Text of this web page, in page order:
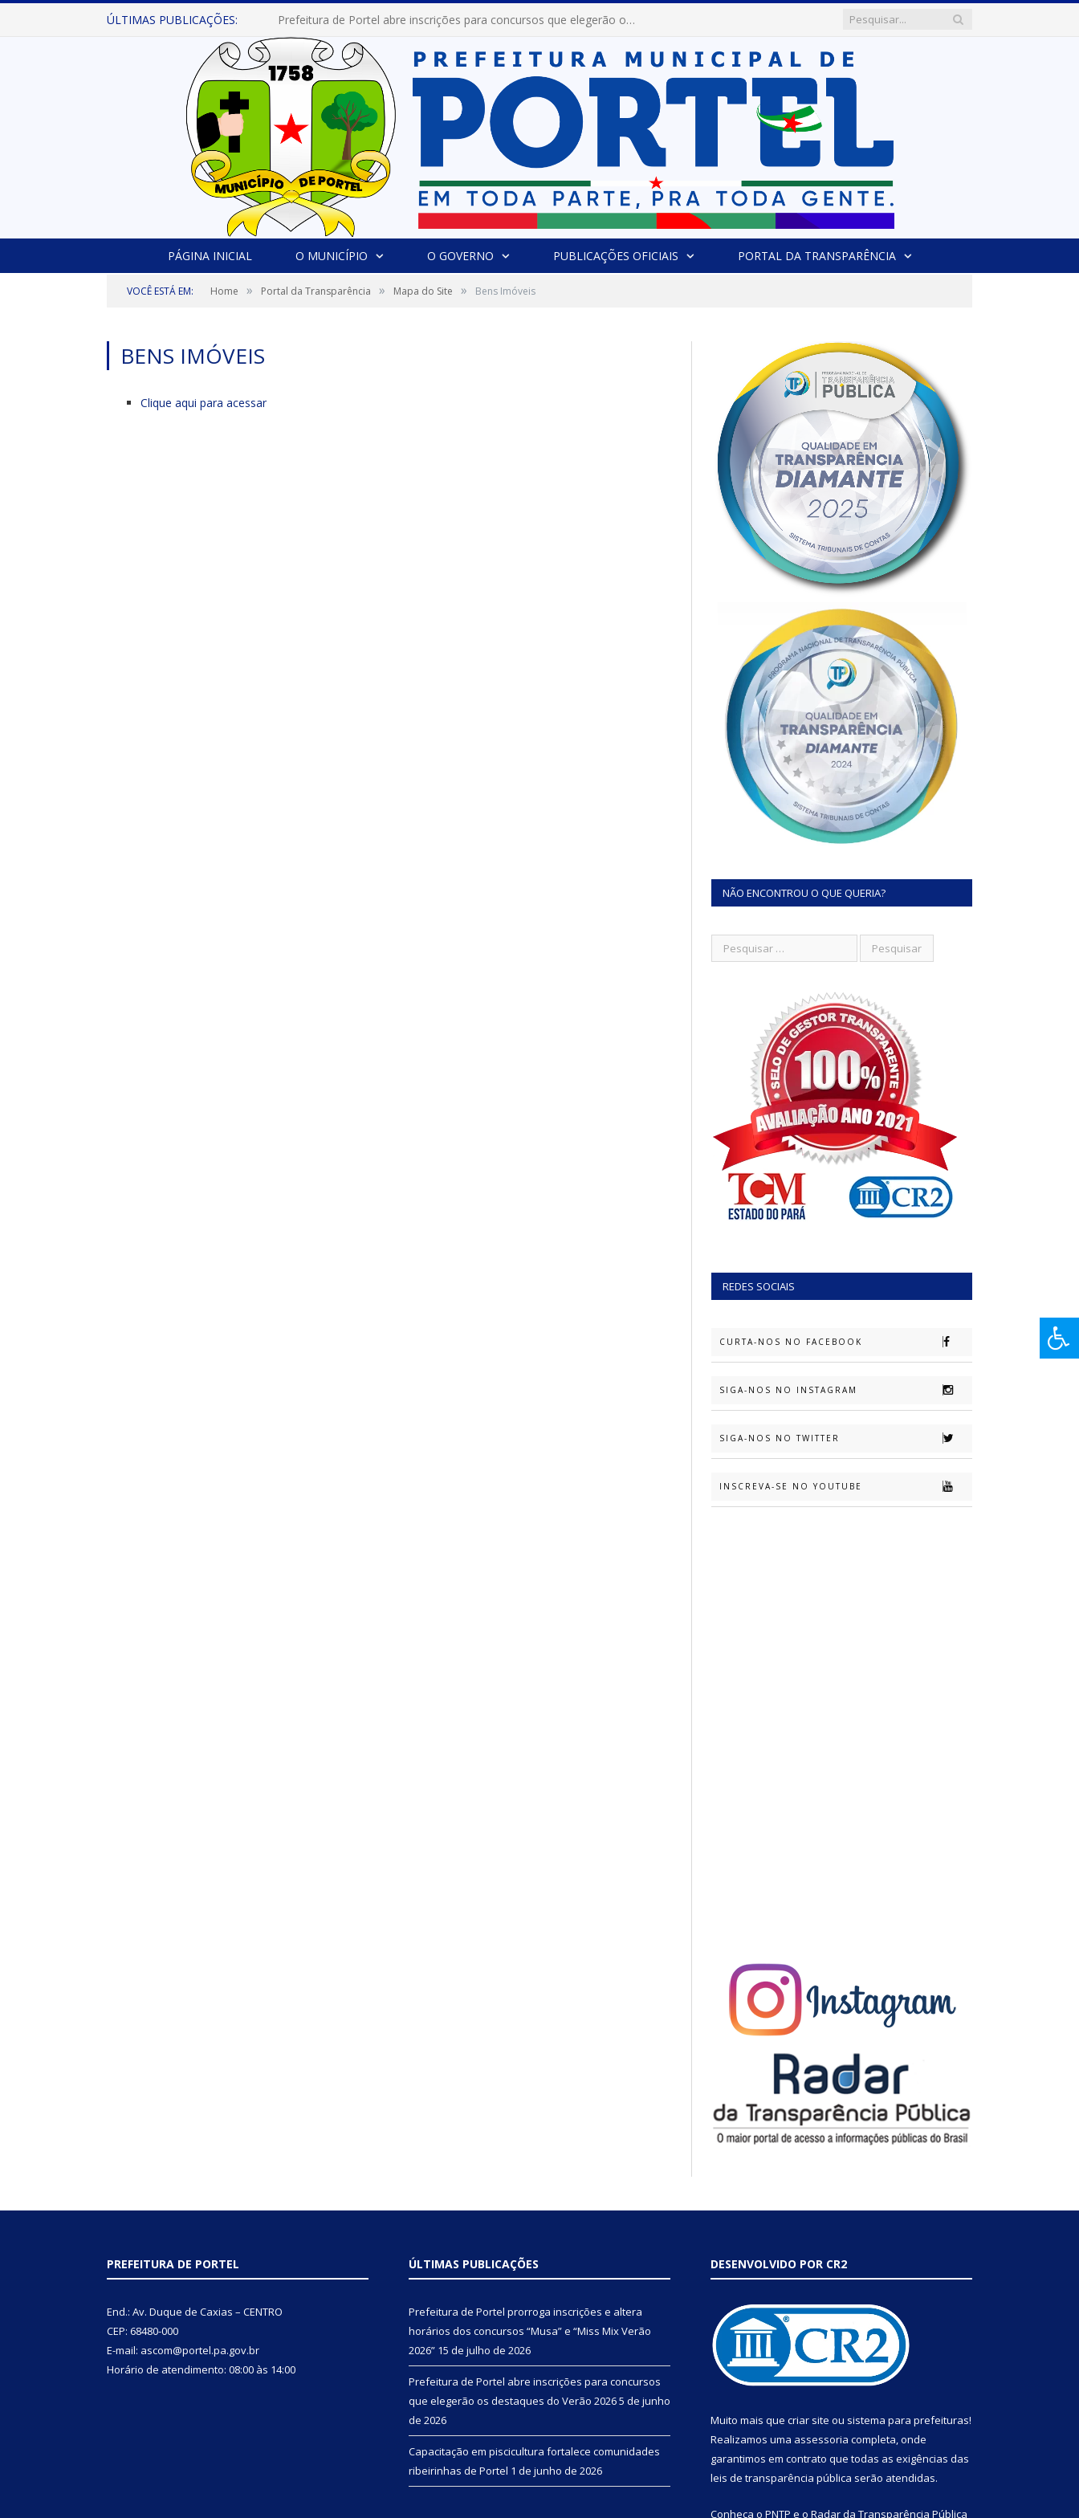
ÚLTIMAS PUBLICAÇÕES: Prefeitura de Portel abre inscrições para concursos que elegerão os destaques do Verão 2026
PÁGINA INICIAL O MUNICÍPIO O GOVERNO PUBLICAÇÕES OFICIAIS PORTAL DA TRANSPARÊNCIA
VOCÊ ESTÁ EM: Home » Portal da Transparência » Mapa do Site » Bens Imóveis
BENS IMÓVEIS
Clique aqui para acessar
NÃO ENCONTROU O QUE QUERIA?
REDES SOCIAIS
CURTA-NOS NO FACEBOOK
SIGA-NOS NO INSTAGRAM
SIGA-NOS NO TWITTER
INSCREVA-SE NO YOUTUBE
PREFEITURA DE PORTEL
End.: Av. Duque de Caxias – CENTRO
CEP: 68480-000
E-mail: ascom@portel.pa.gov.br
Horário de atendimento: 08:00 às 14:00
ÚLTIMAS PUBLICAÇÕES
Prefeitura de Portel prorroga inscrições e altera
horários dos concursos “Musa” e “Miss Mix Verão
2026” 15 de julho de 2026
Prefeitura de Portel abre inscrições para concursos
que elegerão os destaques do Verão 20265 de junho
de 2026
Capacitação em piscicultura fortalece comunidades
ribeirinhas de Portel 1 de junho de 2026
DESENVOLVIDO POR CR2
Muito mais que criar site ou sistema para prefeituras!
Realizamos uma assessoria completa, onde
garantimos em contrato que todas as exigências das
leis de transparência pública serão atendidas.
Conheça o PNTP e o Radar da Transparência Pública